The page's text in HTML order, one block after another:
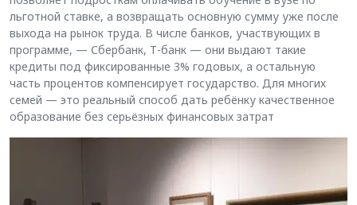
льготной ставке, а возвращать основную сумму уже после
выхода на рынок труда. В числе банков, участвующих в
программе, — Сбербанк, Т-банк — они выдают такие
кредиты под фиксированные 3% годовых, а остальную
часть процентов компенсирует государство. Для многих
семей — это реальный способ дать ребёнку качественное
образование без серьёзных финансовых затрат